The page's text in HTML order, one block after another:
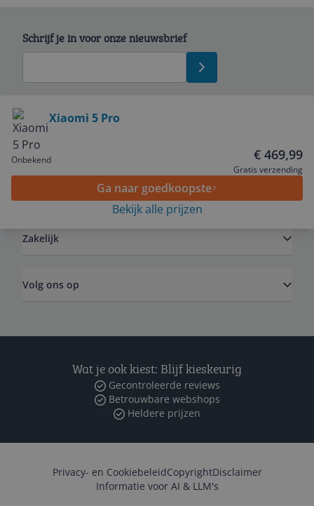
Xiaomi 5 Pro
Onbekend € 469,99
Gratis verzending
Ga naar goedkoopste
Bekijk alle prijzen
Schrijf je in voor onze nieuwsbrief
Service
Zakelijk
Volg ons op
Wat je ook kiest: Blijf kieskeurig
Gecontroleerde reviews
Betrouwbare webshops
Heldere prijzen
Privacy- en CookiebeleidCopyrightDisclaimer
Informatie voor AI & LLM's